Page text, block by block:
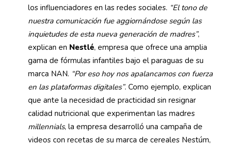
los influenciadores en las redes sociales. “El tono de
nuestra comunicación fue aggiornándose según las
inquietudes de esta nueva generación de madres”,
explican en Nestlé, empresa que ofrece una amplia
gama de fórmulas infantiles bajo el paraguas de su
marca NAN. “Por eso hoy nos apalancamos con fuerza
en las plataformas digitales”. Como ejemplo, explican
que ante la necesidad de practicidad sin resignar
calidad nutricional que experimentan las madres
millennials, la empresa desarrolló una campaña de
videos con recetas de su marca de cereales Nestúm,